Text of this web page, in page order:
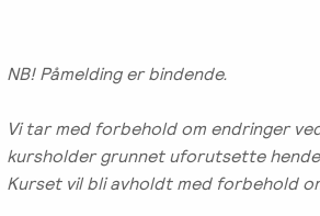
NB! Påmelding er bindende.
Vi tar med forbehold om endringer
kursholder grunnet uforutsette
Kurset vil bli avholdt med forbehold